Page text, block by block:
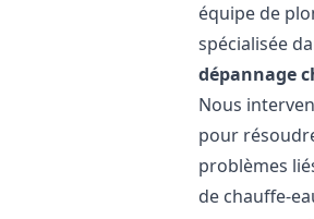
équipe de
spécialisée
dépannage
Nous
pour
problèmes
de chauffe-